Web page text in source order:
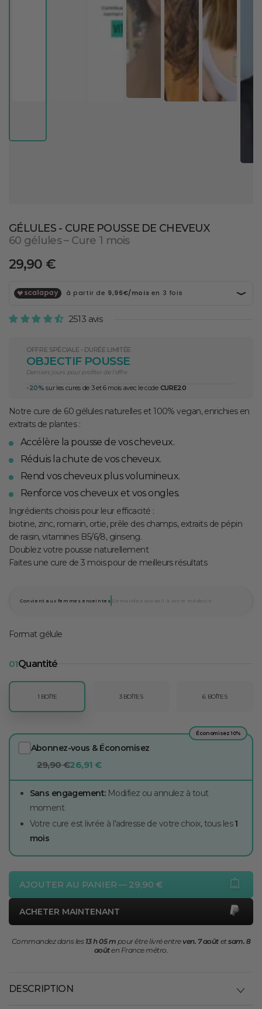
GÉLULES - CURE POUSSE DE CHEVEUX
60 gélules – Cure 1 mois
Prix
29,90 €
2513 avis
OFFRE SPÉCIALE - DURÉE LIMITÉE
OBJECTIF POUSSE
Derniers jours pour profiter de l'offre
-20%sur les cures de 3 et 6 mois avec le codeCURE20
Notre cure de 60 gélules naturelles et 100% vegan, enrichies en
extraits de plantes :
Accélère la pousse de vos cheveux.
Réduis la chute de vos cheveux.
Rend vos cheveux plus volumineux.
Renforce vos cheveux et vos ongles.
Ingrédients choisis pour leur efficacité :
biotine, zinc, romarin, ortie, prêle des champs, extraits de pépin
de raisin, vitamines B5/6/8, ginseng.
Doublez votre pousse naturellement
Faites une cure de 3 mois pour de meilleurs résultats
Convient aux femmes enceintes Demandez conseil à votre médecin
Format gélule
01Quantité
1 BOÎTE 3 BOÎTES 6 BOÎTES
Économisez 10%
Abonnez-vous & Économisez
29,90 €26,91 €
Sans engagement:Modifiez ou annulez à tout
moment
Votre cure est livrée à l'adresse de votre choix, tous les1
mois
AJOUTER AU PANIER— 29,90 €
ACHETER MAINTENANT
Commandez dans les 13 h 05 m pour être livré entre ven. 7 août etsam. 8
aoûten France métro.
DESCRIPTION